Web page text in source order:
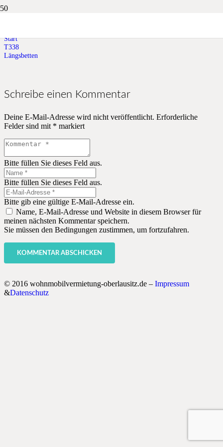
Start
T338
Längsbetten
Schreibe einen Kommentar
Deine E-Mail-Adresse wird nicht veröffentlicht. Erforderliche
Felder sind mit * markiert
Bitte füllen Sie dieses Feld aus.
Bitte füllen Sie dieses Feld aus.
Bitte gib eine gültige E-Mail-Adresse ein.
Name, E-Mail-Adresse und Website in diesem Browser für
meinen nächsten Kommentar speichern.
Sie müssen den Bedingungen zustimmen, um fortzufahren.
KOMMENTAR ABSCHICKEN
© 2016 wohnmobilvermietung-oberlausitz.de – Impressum
&Datenschutz